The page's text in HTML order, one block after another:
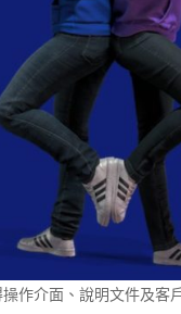
作介面、說明文件及客